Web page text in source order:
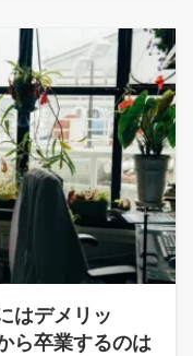
はデメリッ
ら卒業するのは